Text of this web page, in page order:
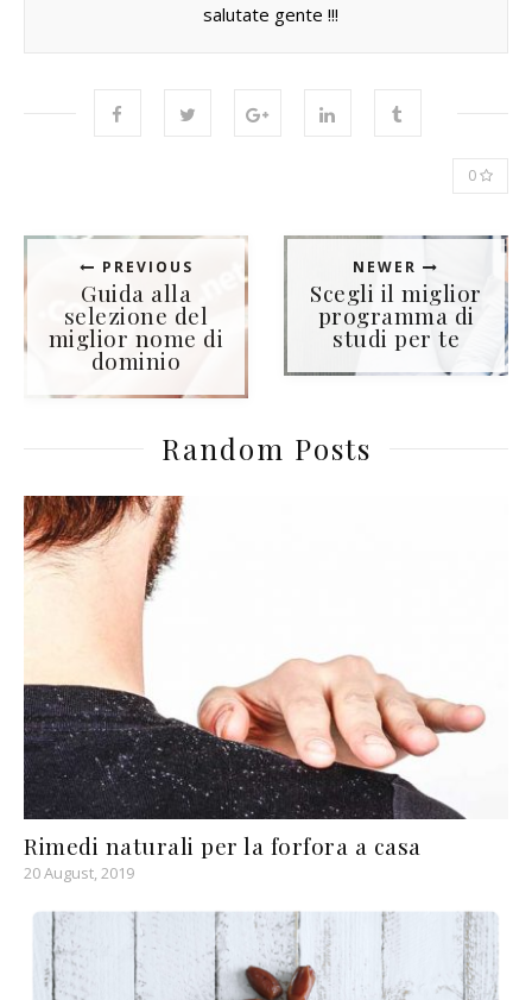
salutate gente !!!
0
PREVIOUS
Guida alla
selezione del
miglior nome di
dominio
NEWER
Scegli il miglior
programma di
studi per te
Random Posts
Rimedi naturali per la forfora a casa
20 August, 2019